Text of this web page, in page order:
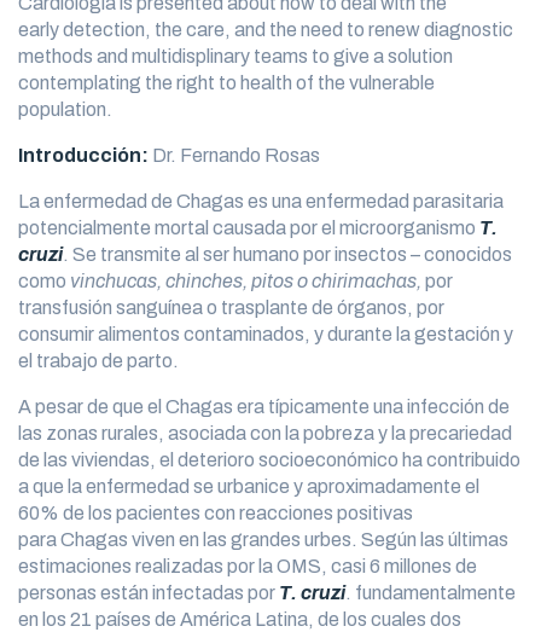
early detection, the care, and the need to renew diagnostic
methods and multidisplinary teams to give a solution
contemplating the right to health of the vulnerable
population.
Introducción: Dr. Fernando Rosas
La enfermedad de Chagas es una enfermedad parasitaria
potencialmente mortal causada por el microorganismo T.
cruzi. Se transmite al ser humano por insectos – conocidos
como vinchucas, chinches, pitos o chirimachas, por
transfusión sanguínea o trasplante de órganos, por
consumir alimentos contaminados, y durante la gestación y
el trabajo de parto.
A pesar de que el Chagas era típicamente una infección de
las zonas rurales, asociada con la pobreza y la precariedad
de las viviendas, el deterioro socioeconómico ha contribuido
a que la enfermedad se urbanice y aproximadamente el
60% de los pacientes con reacciones positivas
para Chagas viven en las grandes urbes. Según las últimas
estimaciones realizadas por la OMS, casi 6 millones de
personas están infectadas por T. cruzi. fundamentalmente
en los 21 países de América Latina, de los cuales dos